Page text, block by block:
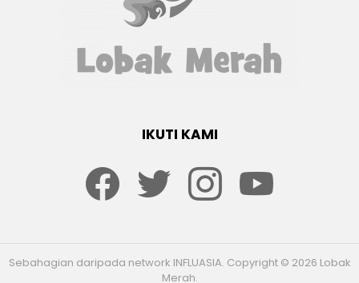
IKUTI KAMI
Sebahagian daripada network INFLUASIA. Copyright © 2026 Lobak
Merah.